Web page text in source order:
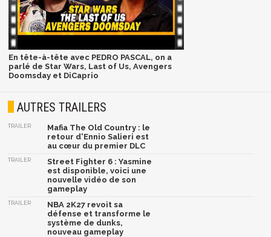
En tête-à-tête avec PEDRO PASCAL, on a
parlé de Star Wars, Last of Us, Avengers
Doomsday et DiCaprio
AUTRES TRAILERS
TRAILER
Mafia The Old Country : le
retour d'Ennio Salieri est
au cœur du premier DLC
TRAILER
Street Fighter 6 : Yasmine
est disponible, voici une
nouvelle vidéo de son
gameplay
TRAILER
NBA 2K27 revoit sa
défense et transforme le
système de dunks,
nouveau gameplay